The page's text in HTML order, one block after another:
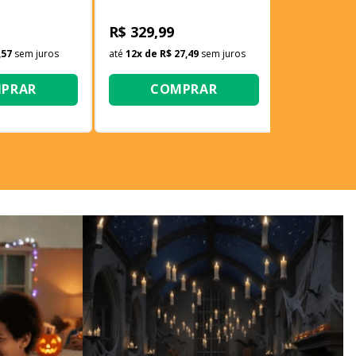
sem juros
R$ 329,99
até 12x de R$ 27,49 sem juros
COMPRAR